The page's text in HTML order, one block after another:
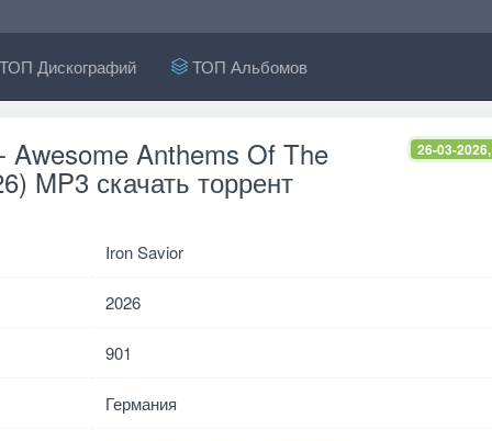
Дискографий ТОП Альбомов
26-03-
Awesome Anthems Of The
MP3 скачать торрент
Iron Savior
2026
901
Германия